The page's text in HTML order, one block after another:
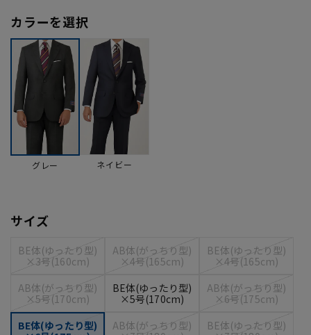
カラーを選択
グレー ネイビー
サイズ
BE体(ゆったり型)
×3号(160cm)
AB体(がっちり型)
×4号(165cm)
BE体(ゆったり型)
×4号(165cm)
AB体(がっちり型)
×5号(170cm)
BE体(ゆったり型)
×5号(170cm)
AB体(がっちり型)
×6号(175cm)
BE体(ゆったり型)
AB体(がっちり型)
BE体(ゆったり型)